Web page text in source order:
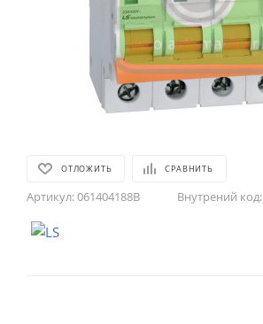
ОТЛОЖИТЬ СРАВНИТЬ
Артикул:061404188B Внутрений код: